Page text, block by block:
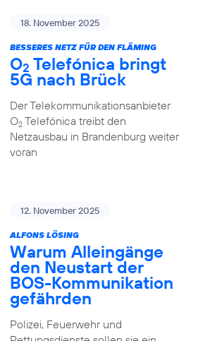
18. November 2025
BESSERES NETZ FÜR DEN FLÄMING
O2 Telefónica bringt
5G nach Brück
Der Telekommunikationsanbieter
O2Telefónica treibt den
Netzausbau in Brandenburg weiter
voran
12. November 2025
ALFONS LÖSING
Warum Alleingänge
den Neustart der
BOS-Kommunikation
gefährden
Polizei, Feuerwehr und